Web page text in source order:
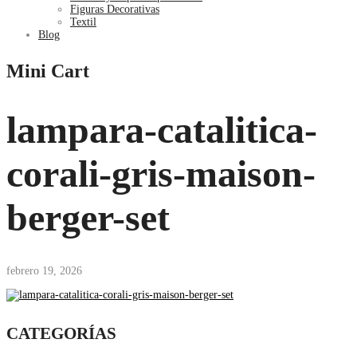
Figuras Decorativas
Textil
Blog
Mini Cart
lampara-catalitica-
corali-gris-maison-
berger-set
febrero 19, 2026
CATEGORÍAS